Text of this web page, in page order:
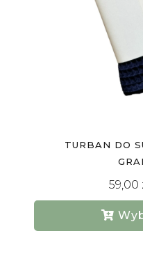
TURBAN DO
59,00